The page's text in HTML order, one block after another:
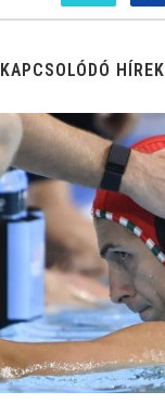
KAPCSOLÓDÓ HÍREK